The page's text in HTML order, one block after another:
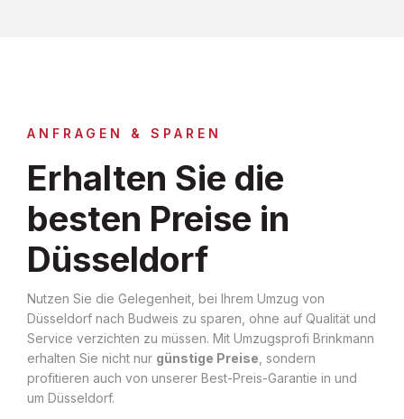
ANFRAGEN & SPAREN
Erhalten Sie die
besten Preise in
Düsseldorf
Nutzen Sie die Gelegenheit, bei Ihrem Umzug von
Düsseldorf nach Budweis zu sparen, ohne auf Qualität und
Service verzichten zu müssen. Mit Umzugsprofi Brinkmann
erhalten Sie nicht nur günstige Preise , sondern
profitieren auch von unserer Best-Preis-Garantie in und
um Düsseldorf.